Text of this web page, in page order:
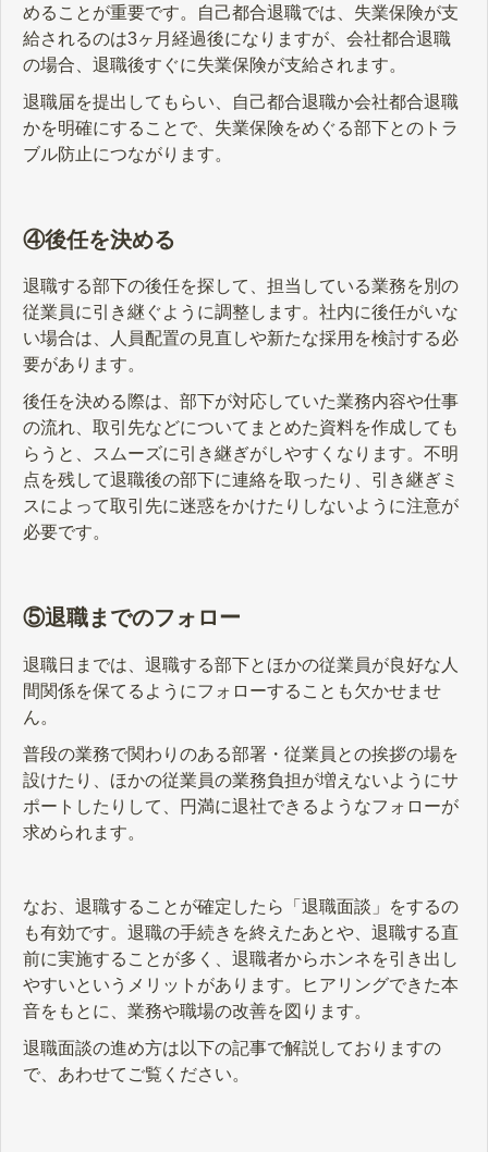
めることが重要です。自己都合退職では、失業保険が支
給されるのは3ヶ月経過後になりますが、会社都合退職
の場合、退職後すぐに失業保険が支給されます。
退職届を提出してもらい、自己都合退職か会社都合退職
かを明確にすることで、失業保険をめぐる部下とのトラ
ブル防止につながります。
④後任を決める
退職する部下の後任を探して、担当している業務を別の
従業員に引き継ぐように調整します。社内に後任がいな
い場合は、人員配置の見直しや新たな採用を検討する必
要があります。
後任を決める際は、部下が対応していた業務内容や仕事
の流れ、取引先などについてまとめた資料を作成しても
らうと、スムーズに引き継ぎがしやすくなります。不明
点を残して退職後の部下に連絡を取ったり、引き継ぎミ
スによって取引先に迷惑をかけたりしないように注意が
必要です。
⑤退職までのフォロー
退職日までは、退職する部下とほかの従業員が良好な人
間関係を保てるようにフォローすることも欠かせませ
ん。
普段の業務で関わりのある部署・従業員との挨拶の場を
設けたり、ほかの従業員の業務負担が増えないようにサ
ポートしたりして、円満に退社できるようなフォローが
求められます。
なお、退職することが確定したら「退職面談」をするの
も有効です。退職の手続きを終えたあとや、退職する直
前に実施することが多く、退職者からホンネを引き出し
やすいというメリットがあります。ヒアリングできた本
音をもとに、業務や職場の改善を図ります。
退職面談の進め方は以下の記事で解説しておりますの
で、あわせてご覧ください。